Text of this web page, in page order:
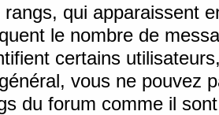
rangs, qui apparaissent
le nombre de
certains
vous ne pouvez
du forum comme il